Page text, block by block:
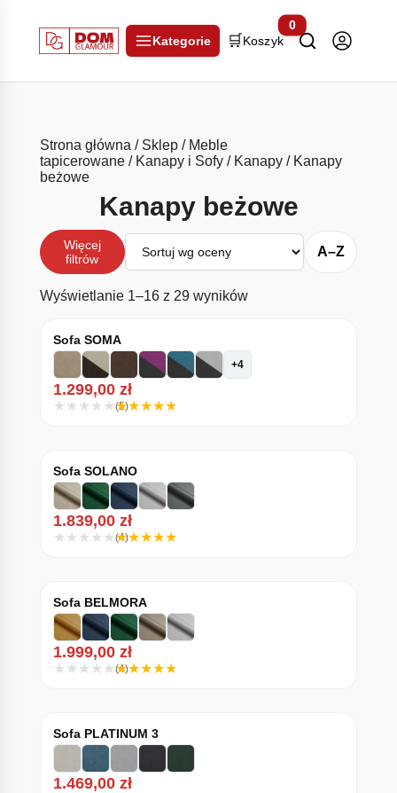
Kategorie 🛒 Koszyk
0
Strona główna / Sklep/ Meble
tapicerowane/ Kanapy i Sofy/ Kanapy/ Kanapy
beżowe
Kanapy beżowe
Więcej
filtrów
Sortuj
A–Z
Wyświetlanie 1–16 z 29 wynikówPosortowane według
Sofa SOMA
+4
1.299,00 zł
(5)
Sofa SOLANO
1.839,00 zł
(4)
Sofa BELMORA
1.999,00 zł
(4)
Sofa PLATINUM 3
1.469,00 zł